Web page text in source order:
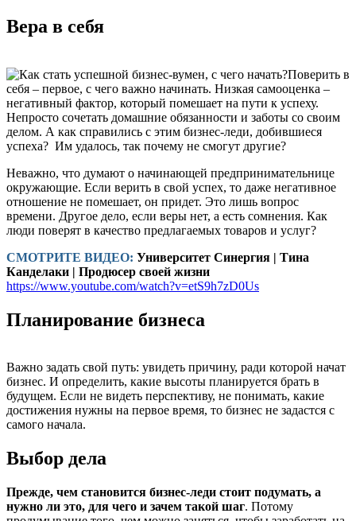
Вера в себя
Поверить в
себя – первое, с чего важно начинать. Низкая самооценка –
негативный фактор, который помешает на пути к успеху.
Непросто сочетать домашние обязанности и заботы со своим
делом. А как справились с этим бизнес-леди, добившиеся
успеха? Им удалось, так почему не смогут другие?
Неважно, что думают о начинающей предпринимательнице
окружающие. Если верить в свой успех, то даже негативное
отношение не помешает, он придет. Это лишь вопрос
времени. Другое дело, если веры нет, а есть сомнения. Как
люди поверят в качество предлагаемых товаров и услуг?
СМОТРИТЕ ВИДЕО: Университет Синергия | Тина
Канделаки | Продюсер своей жизни
https://www.youtube.com/watch?v=etS9h7zD0Us
Планирование бизнеса
Важно задать свой путь: увидеть причину, ради которой начат
бизнес. И определить, какие высоты планируется брать в
будущем. Если не видеть перспективу, не понимать, какие
достижения нужны на первое время, то бизнес не задастся с
самого начала.
Выбор дела
Прежде, чем становится бизнес-леди стоит подумать, а
нужно ли это, для чего и зачем такой шаг. Потому